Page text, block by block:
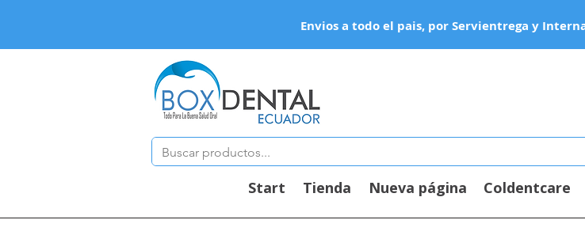
Envios a todo el pais, por Servientrega y
Start Tienda Nueva página Coldentcare